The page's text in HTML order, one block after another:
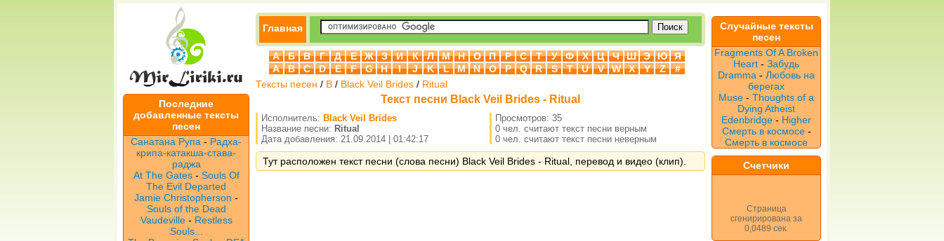
Последние
добавленные тексты
песен
Санатана Рупа - Радха-
крипа-катакша-става-
раджа
At The Gates- Souls Of
The Evil Departed
Jamie Christopherson -
Souls of the Dead
Vaudeville - Restless
Souls...
Главная
А Б В Г Д Е Ж З И К Л М Н О П Р С Т У Ф Х Ц Ч Ш Э Ю
Я
A
B C D E F G H I J K L M N O P Q R S T U V W X Y Z
#
Тексты песен / B / Black Veil Brides / Ritual
Текст песни Black Veil Brides - Ritual
Исполнитель: Black Veil Brides
Название песни: Ritual
Дата добавления: 21.09.2014 | 01:42:17
Просмотров: 35
0 чел. считают текст песни верным
0 чел. считают текст песни неверным
Тут расположен текст песни (слова песни) Black Veil Brides - Ritual, перевод и видео (клип).
Случайные тексты
песен
Fragments Of A Broken
Heart - Забудь
Dramma - Любовь на
берегах
Muse - Thoughts of a
Dying Atheist
Edenbridge - Higher
Смерть в космосе-
Смерть в космосе
Счетчики
Страница
сгенирирована за
0,0489 сек.